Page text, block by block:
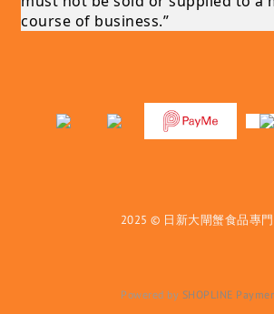
course of business.”
2025 © 日新大閘蟹食品專
Powered by SHOPLINE